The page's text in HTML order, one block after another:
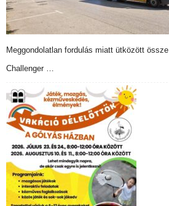
Meggondolatlan fordulás miatt ütközött
Challenger …